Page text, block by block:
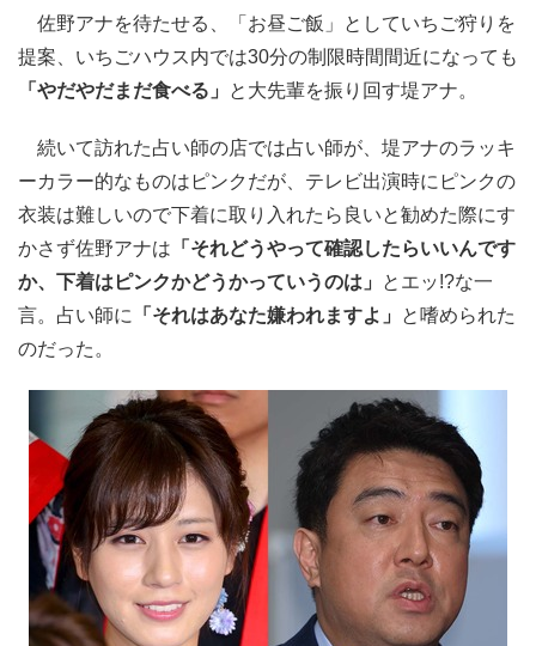
佐野アナを待たせる、「お昼ご飯」としていちご狩りを
提案、いちごハウス内では30分の制限時間間近になっても
「やだやだまだ食べる」
と大先輩を振り回す堤アナ。
続いて訪れた占い師の店では占い師が、堤アナのラッキ
ーカラー的なものはピンクだが、テレビ出演時にピンクの
衣装は難しいので下着に取り入れたら良いと勧めた際にす
かさず佐野アナは 「それどうやって確認したらいいんです
か、下着はピンクかどうかっていうのは」
とエッ!?な一
言。占い師に 「それはあなた嫌われますよ」
と嗜められた
のだった。